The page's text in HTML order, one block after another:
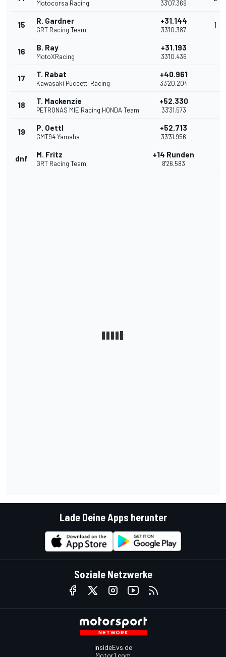
Motocorsa Racing 33'07.369
15 R. Gardner
GRT Racing Team
+31.144
33'10.387
1
16 B. Ray
MotoXRacing
+31.193
33'10.436
17 T. Rabat
Kawasaki Puccetti Racing
+40.961
33'20.204
18 T. Mackenzie
PETRONAS MIE Racing HONDA Team
+52.330
33'31.573
19 P. Oettl
GMT94 Yamaha
+52.713
33'31.956
dnf M. Fritz
GRT Racing Team
+14 Runden
8'26.583
Lade Deine Apps herunter
Soziale Netzwerke
InsideEvs.de
Motor1.com